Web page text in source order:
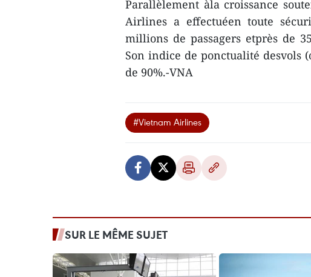
Parallèlement àla croissance
Airlines a effectuéen toute
millions de passagers etprès de
Son indice de ponctualité desvols
de 90%.-VNA
#Vietnam Airlines
SUR LE MÊME SUJET